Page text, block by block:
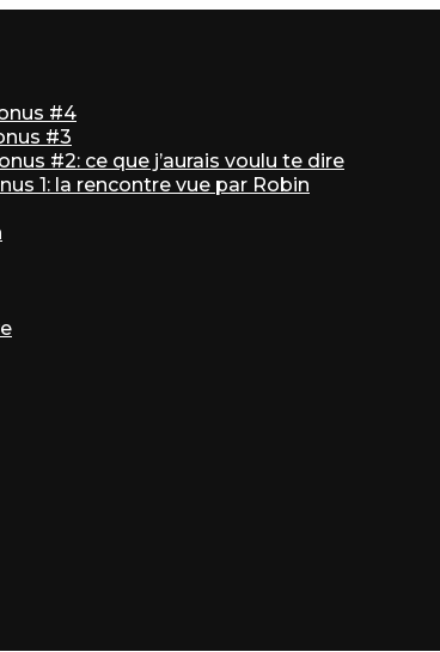
#4
#3
#2: ce que j’aurais voulu te dire
1: la rencontre vue par Robin